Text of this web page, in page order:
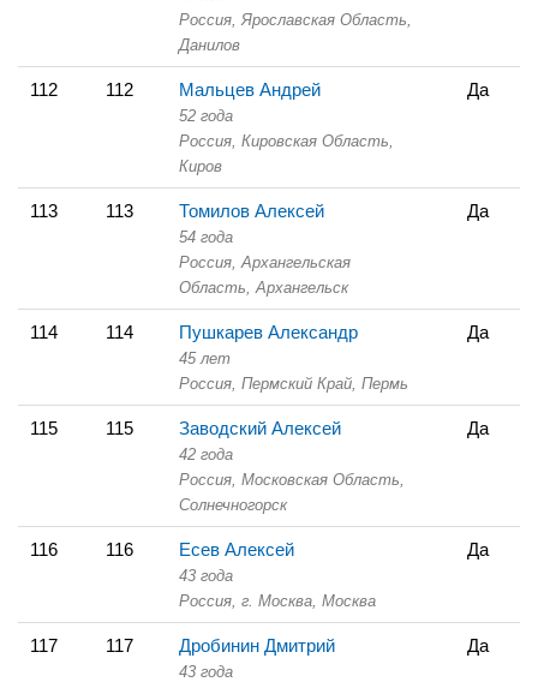
Россия, Ярославская Область,
Данилов
112 112 Мальцев Андрей
52 года
Россия, Кировская Область,
Киров
Да
113 113 Томилов Алексей
54 года
Россия, Архангельская
Область, Архангельск
Да
114 114 Пушкарев Александр
45 лет
Россия, Пермский Край, Пермь
Да
115 115 Заводский Алексей
42 года
Россия, Московская Область,
Солнечногорск
Да
116 116 Есев Алексей
43 года
Россия, г. Москва, Москва
Да
117 117 Дробинин Дмитрий
43 года
Да